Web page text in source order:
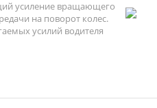
усиление вращающего
на поворот колес.
усилий водителя